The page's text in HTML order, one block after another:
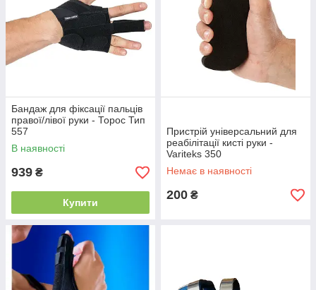
Бандаж для фіксації пальців
правої/лівої руки - Торос Тип
557
В наявності
939 ₴
Купити
Пристрій універсальний для
реабілітації кисті руки -
Variteks 350
Немає в наявності
200 ₴